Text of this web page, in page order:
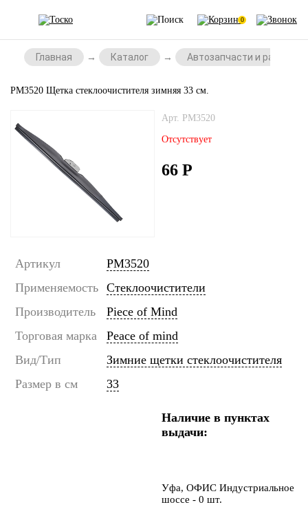
0
Главная Каталог Автозапчасти и
PM3520 Щетка стеклоочистителя зимняя 33 см.
Арт. PM3520
Отсутствует
66 Р
Артикул
PM3520
Применяемость Стеклоочистители
Производитель
Piece of Mind
Торговая марка
Peace of mind
Вид/Тип
Зимние щетки стеклоочистителя
Размер в см
33
Наличие в пунктах
выдачи:
Уфа, ОФИС Индустриальное
шоссе - 0 шт.